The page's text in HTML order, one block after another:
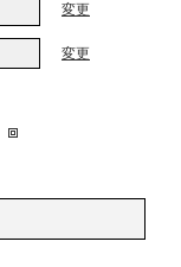
変更
変更